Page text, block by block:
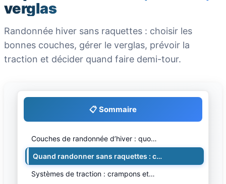
verglas
Randonnée hiver sans raquettes : choisir les
bonnes couches, gérer le verglas, prévoir la
traction et décider quand faire demi-tour.
📋 Sommaire
Couches de randonnée d’hiver : quo…
Quand randonner sans raquettes : c…
Systèmes de traction : crampons et…